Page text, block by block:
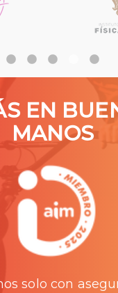
EN
MANOS
solo con